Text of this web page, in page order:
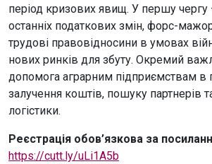
період кризових явищ. У першу чергу
останніх податкових змін, форс-
трудові правовідносини в умовах
нових ринків для збуту. Окремий
допомога аграрним підприємствам в
залучення коштів, пошуку партнерів
логістики.
Реєстрація обов’язкова за
https://cutt.ly/uLi1A5b